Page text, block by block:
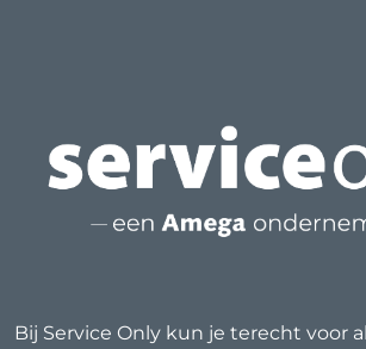
Bij Service Only kun je terecht voor